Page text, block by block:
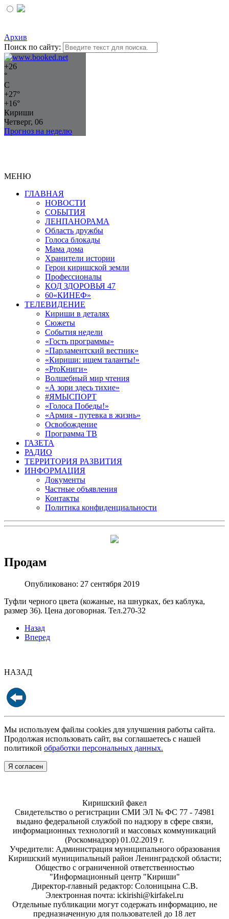
Архив
Поиск по сайту:
+26
°
C
+27°
+16°
Кириши
Четверг, 06
Прогноз на неделю
МЕНЮ
ГЛАВНАЯ
НОВОСТИ
СОБЫТИЯ
ЛЕНПАНОРАМА
Область дружбы
Голоса блокады
Мама дома
Хранители истории
Герои киришской земли
Профессионалы
КОД ЗДОРОВЬЯ 47
60«КИНЕФ»
ТЕЛЕВИДЕНИЕ
Кириши в деталях
Сюжеты
События недели
«Гость программы»
«Парламентский вестник»
«Кириши: ищем таланты!»
«ProКниги»
Волшебный мир чтения
«А зори здесь тихие»
#ЯМЫСПОРТ
«Голоса Победы!»
«Армия - путевка в жизнь»
Освобождение
Программа ТВ
ГАЗЕТА
РАДИО
ТЕРРИТОРИЯ РАЗВИТИЯ
ИНФОРМАЦИЯ
Документы
Частные объявления
Контакты
Политика конфиденциальности
Продам
Опубликовано: 27 сентября 2019
Туфли черного цвета (кожаные, на шнурках, без каблука,
размер 36). Цена договорная. Тел.270-32
Назад
Вперед
НАЗАД
Мы используем файлы cookies для улучшения работы сайта.
Продолжая использовать сайт, вы соглашаетесь с нашей
политикой обработки персональных данных.
Я согласен
Киришский факел
Свидетельство о регистрации СМИ ЭЛ № ФС 77 - 74981
выдано федеральной службой по надзору в сфере связи,
информационных технологий и массовых коммуникаций
(Роскомнадзор) 01.02.2019 г.
Учредители: Администрация муниципального образования
Киришский муниципальный район Ленинградской области;
Общество с ограниченной ответственностью
"Информационный центр "Кириши"
Директор-главный редактор: Солоницына С.В.
Электронная почта: ickirishi@kirfakel.ru
Отдельные публикации могут содержать информацию, не
предназначенную для пользователей до 18 лет